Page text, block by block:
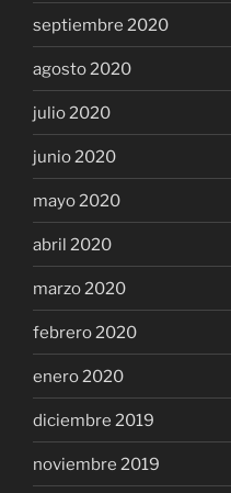
septiembre 2020
agosto 2020
julio 2020
junio 2020
mayo 2020
abril 2020
marzo 2020
febrero 2020
enero 2020
diciembre 2019
noviembre 2019